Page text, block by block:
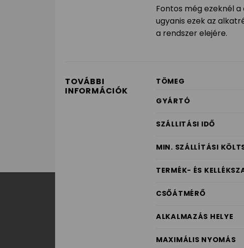
Fontos még ezeknél
ugyanis ezek az
a rendszer elejére.
TOVÁBBI
INFORMÁCIÓK
TÖMEG
GYÁRTÓ
SZÁLLITÁSI IDŐ
MIN. SZÁLLÍTÁSI
TERMÉK- ÉS
CSŐÁTMÉRŐ
ALKALMAZÁS HELYE
MAXIMÁLIS NYOMÁS